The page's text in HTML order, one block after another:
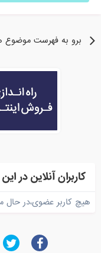
برو به فهرست موضوع
کاربران آنلاین در
هیچ کاربر عضوی،در